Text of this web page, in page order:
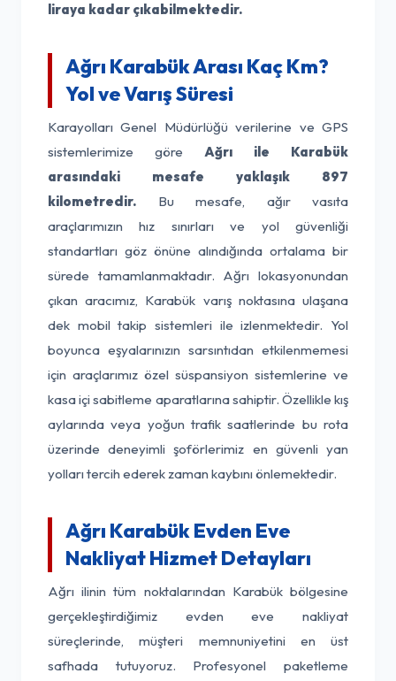
liraya kadar çıkabilmektedir.
Ağrı Karabük Arası Kaç Km?
Yol ve Varış Süresi
Karayolları Genel Müdürlüğü verilerine ve GPS
sistemlerimize göre Ağrı ile Karabük
arasındaki mesafe yaklaşık 897
kilometredir. Bu mesafe, ağır vasıta
araçlarımızın hız sınırları ve yol güvenliği
standartları göz önüne alındığında ortalama bir
sürede tamamlanmaktadır. Ağrı lokasyonundan
çıkan aracımız, Karabük varış noktasına ulaşana
dek mobil takip sistemleri ile izlenmektedir. Yol
boyunca eşyalarınızın sarsıntıdan etkilenmemesi
için araçlarımız özel süspansiyon sistemlerine ve
kasa içi sabitleme aparatlarına sahiptir. Özellikle kış
aylarında veya yoğun trafik saatlerinde bu rota
üzerinde deneyimli şoförlerimiz en güvenli yan
yolları tercih ederek zaman kaybını önlemektedir.
Ağrı Karabük Evden Eve
Nakliyat Hizmet Detayları
Ağrı ilinin tüm noktalarından Karabük bölgesine
gerçekleştirdiğimiz evden eve nakliyat
süreçlerinde, müşteri memnuniyetini en üst
safhada tutuyoruz. Profesyonel paketleme